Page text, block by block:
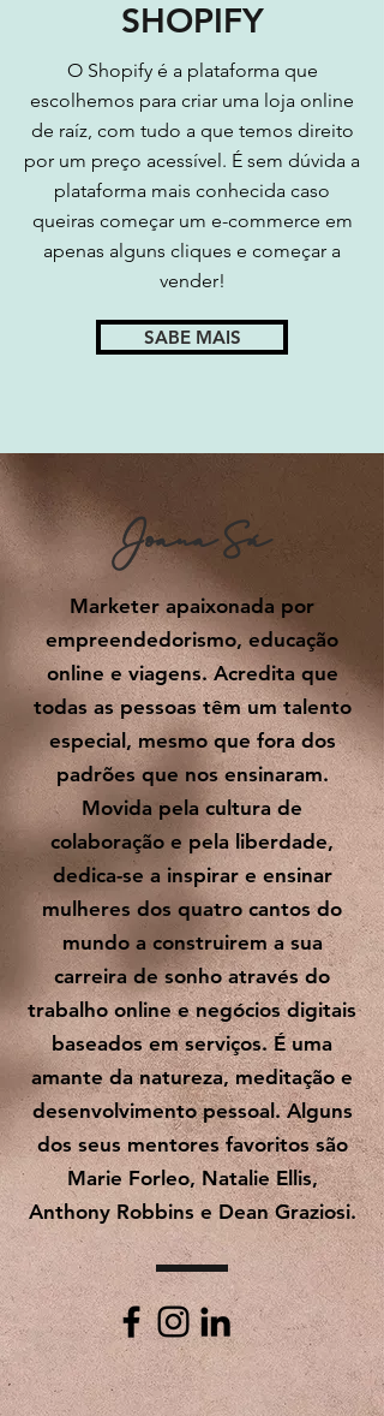
SHOPIFY
O Shopify é a plataforma que
escolhemos para criar uma loja online
de raíz, com tudo a que temos direito
por um preço acessível. É sem dúvida a
plataforma mais conhecida caso
queiras começar um e-commerce em
vender!
Joana Sá
Marketer apaixonada por
empreendedorismo, educação
online e viagens. Acredita que
todas as pessoas têm um talento
especial, mesmo que fora dos
padrões que nos ensinaram.
Movida pela cultura de
colaboração e pela liberdade,
dedica-se a inspirar e ensinar
mulheres dos quatro cantos do
mundo a construirem a sua
carreira de sonho através do
trabalho online e negócios digitais
baseados em serviços. É uma
amante da natureza, meditação e
desenvolvimento pessoal. Alguns
dos seus mentores favoritos são
Marie Forleo, Natalie Ellis,
Anthony Robbins e Dean Graziosi.